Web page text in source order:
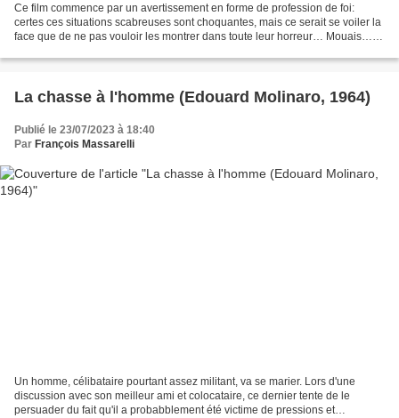
Ce film commence par un avertissement en forme de profession de foi:
certes ces situations scabreuses sont choquantes, mais ce serait se voiler la
face que de ne pas vouloir les montrer dans toute leur horreur… Mouais…
La chasse à l'homme (Edouard Molinaro, 1964)
Publié le 23/07/2023 à 18:40
Par François Massarelli
Un homme, célibataire pourtant assez militant, va se marier. Lors d'une
discussion avec son meilleur ami et colocataire, ce dernier tente de le
persuader du fait qu'il a probabblement été victime de pressions et